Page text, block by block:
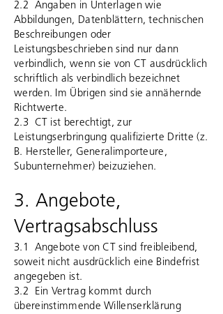
2.2 Angaben in Unterlagen wie
Abbildungen, Datenblättern, technischen
Beschreibungen oder
Leistungsbeschrieben sind nur dann
verbindlich, wenn sie von CT ausdrücklich
schriftlich als verbindlich bezeichnet
werden. Im Übrigen sind sie annähernde
Richtwerte.
2.3 CT ist berechtigt, zur
Leistungserbringung qualifizierte Dritte (z.
B. Hersteller, Generalimporteure,
Subunternehmer) beizuziehen.
3. Angebote,
Vertragsabschluss
3.1 Angebote von CT sind freibleibend,
soweit nicht ausdrücklich eine Bindefrist
angegeben ist.
3.2 Ein Vertrag kommt durch
übereinstimmende Willenserklärung